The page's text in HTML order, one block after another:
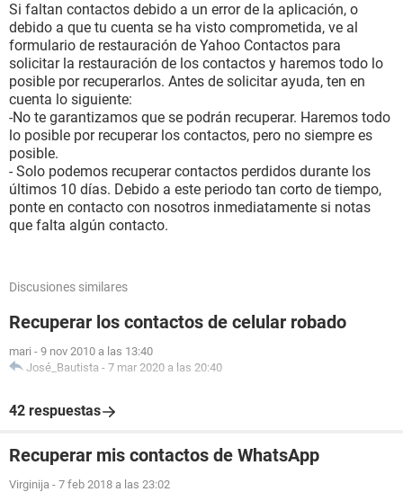
Si faltan contactos debido a un error de la aplicación, o
debido a que tu cuenta se ha visto comprometida, ve al
formulario de restauración de Yahoo Contactos para
solicitar la restauración de los contactos y haremos todo lo
posible por recuperarlos. Antes de solicitar ayuda, ten en
cuenta lo siguiente:
-No te garantizamos que se podrán recuperar. Haremos todo
lo posible por recuperar los contactos, pero no siempre es
posible.
- Solo podemos recuperar contactos perdidos durante los
últimos 10 días. Debido a este periodo tan corto de tiempo,
ponte en contacto con nosotros inmediatamente si notas
que falta algún contacto.
Discusiones similares
Recuperar los contactos de celular robado
mari - 9 nov 2010 a las 13:40
José_Bautista - 7 mar 2020 a las 20:40
42 respuestas
Recuperar mis contactos de WhatsApp
Virginija - 7 feb 2018 a las 23:02